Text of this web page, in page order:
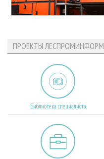
ПРОЕКТЫ ЛЕСПРОМИНФОРМ
Библиотека специалиста